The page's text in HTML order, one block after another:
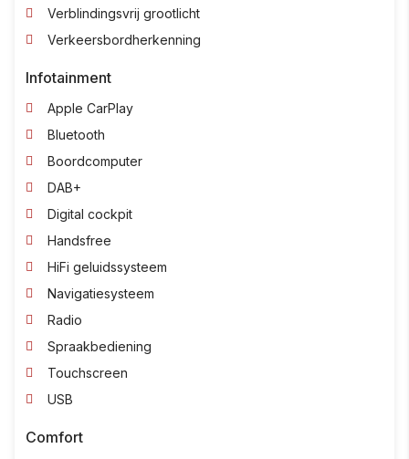
Verblindingsvrij grootlicht
Verkeersbordherkenning
Infotainment
Apple CarPlay
Bluetooth
Boordcomputer
DAB+
Digital cockpit
Handsfree
HiFi geluidssysteem
Navigatiesysteem
Radio
Spraakbediening
Touchscreen
USB
Comfort